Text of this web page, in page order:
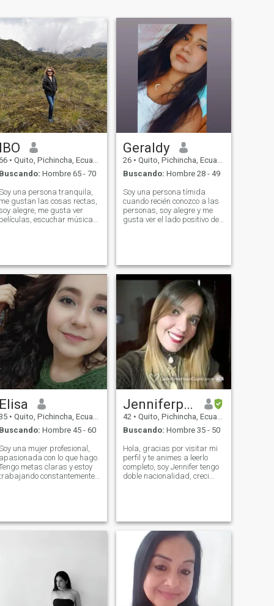
IBO
• Quito, Pichincha, Ecuador
Buscando: Hombre 65 - 70
una persona tranquila,
me gustan las cosas rectas,
alegre, me gusta ver
películas, escuchar música
sano y me encanta
Geraldy
26 • Quito, Pichincha, Ecuador
Buscando: Hombre 28 - 49
Soy una persona tímida
cuando recién conozco a las
personas, soy alegre y me
gusta ver el lado positivo de
gustaría conocer hombres
entre 25 a 35 años.
Elisa
• Quito, Pichincha, Ecuador
Buscando: Hombre 45 - 60
una mujer profesional,
apasionada con lo que hago.
metas claras y estoy
constantemente
son mis hijos. Soy una
mujer que disfruta las cosas
Jenniferportur
42 • Quito, Pichincha, Ecuador
Buscando: Hombre 35 - 50
Hola, gracias por visitar mi
perfil y te animes a leerlo
completo, soy Jennifer tengo
doble nacionalidad, creci
Ecuador desde hace 7 años
que me mude aca, me gusta
ayudar a otros, me encanta
sonreir y hacer sonreir a los
demas, me considero una
mujer centrada, sencilla,
humanitaria, sensible,
carismatica, sociable ,
profesional, trabajadora,